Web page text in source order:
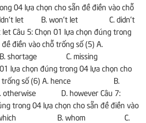
04 lựa chọn cho sẵn đề điền vào chỗ
let B. won’t let C. didn’t
5: Chọn 01 lựa chọn đúng trong
điền vào chỗ trống số (5) A.
shortage C. missing
01 lựa chọn đúng trong 04 lựa chọn cho
trống số (6) A. hence B.
D. however Câu 7:
trong 04 lựa chọn cho sẵn đề điền vào
A. which B. whom C.